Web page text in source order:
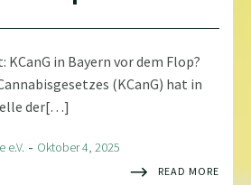
KCanG in Bayern vor dem Flop?
(KCanG) hat in
der[…]
e.V. - Oktober 4, 2025
READ MORE